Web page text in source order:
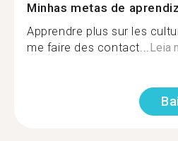
Minhas metas de
Apprendre plus sur les
me faire des contact...Leia